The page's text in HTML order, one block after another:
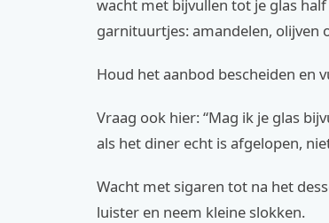
wacht met bijvullen tot je glas
garnituurtjes: amandelen, olijven
Houd het aanbod bescheiden en
Vraag ook hier: “Mag ik je glas
als het diner echt is afgelopen,
Wacht met sigaren tot na het
luister en neem kleine slokken.